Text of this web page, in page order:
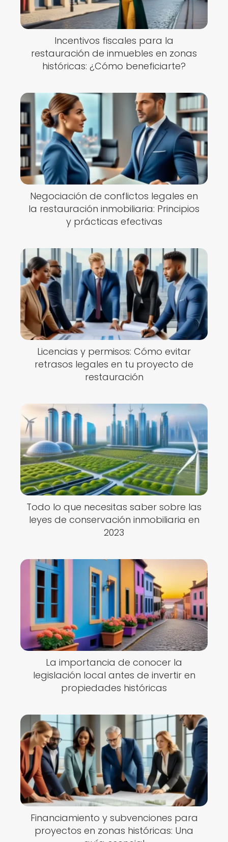
Incentivos fiscales para la
restauración de inmuebles en zonas
históricas: ¿Cómo beneficiarte?
Negociación de conflictos legales en
la restauración inmobiliaria: Principios
y prácticas efectivas
Licencias y permisos: Cómo evitar
retrasos legales en tu proyecto de
restauración
Todo lo que necesitas saber sobre las
leyes de conservación inmobiliaria en
2023
La importancia de conocer la
legislación local antes de invertir en
propiedades históricas
Financiamiento y subvenciones para
proyectos en zonas históricas: Una